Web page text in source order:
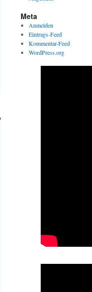
Meta
Anmelden
Eintrags-Feed
Kommentar-Feed
WordPress.org